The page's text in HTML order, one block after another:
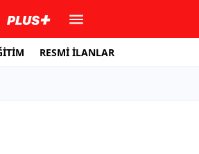
RESMİ İLANLAR